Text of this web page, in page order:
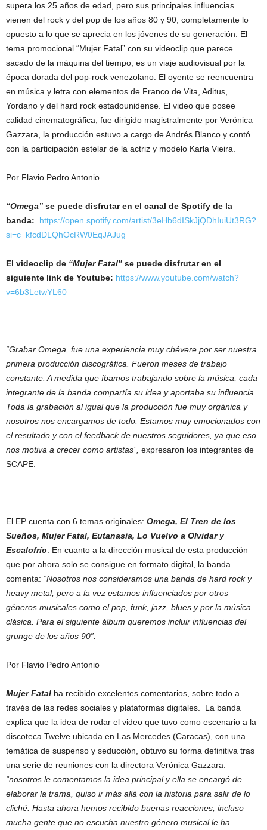
supera los 25 años de edad, pero sus principales influencias
vienen del rock y del pop de los años 80 y 90, completamente lo
opuesto a lo que se aprecia en los jóvenes de su generación. El
tema promocional “Mujer Fatal” con su videoclip que parece
sacado de la máquina del tiempo, es un viaje audiovisual por la
época dorada del pop-rock venezolano. El oyente se reencuentra
en música y letra con elementos de Franco de Vita, Aditus,
Yordano y del hard rock estadounidense. El video que posee
calidad cinematográfica, fue dirigido magistralmente por Verónica
Gazzara, la producción estuvo a cargo de Andrés Blanco y contó
con la participación estelar de la actriz y modelo Karla Vieira.
Por Flavio Pedro Antonio
“Omega” se puede disfrutar en el canal de Spotify de la
banda:
https://open.spotify.com/artist/3eHb6dISkJjQDhIuiUt3RG?
si=c_kfcdDLQhOcRW0EqJAJug
El videoclip de “Mujer Fatal” se puede disfrutar en el
siguiente link de Youtube: https://www.youtube.com/watch?
v=6b3LetwYL60
“Grabar Omega, fue una experiencia muy chévere por ser nuestra
primera producción discográfica. Fueron meses de trabajo
constante. A medida que íbamos trabajando sobre la música, cada
integrante de la banda compartía su idea y aportaba su influencia.
Toda la grabación al igual que la producción fue muy orgánica y
nosotros nos encargamos de todo. Estamos muy emocionados con
el resultado y con el feedback de nuestros seguidores, ya que eso
nos motiva a crecer como artistas”, expresaron los integrantes de
SCAPE.
El EP cuenta con 6 temas originales: Omega, El Tren de los
Sueños, Mujer Fatal, Eutanasia, Lo Vuelvo a Olvidar y
Escalofrío . En cuanto a la dirección musical de esta producción
que por ahora solo se consigue en formato digital, la banda
comenta: “Nosotros nos consideramos una banda de hard rock y
heavy metal, pero a la vez estamos influenciados por otros
géneros musicales como el pop, funk, jazz, blues y por la música
clásica. Para el siguiente álbum queremos incluir influencias del
grunge de los años 90”.
Por Flavio Pedro Antonio
Mujer Fatal ha recibido excelentes comentarios, sobre todo a
través de las redes sociales y plataformas digitales. La banda
explica que la idea de rodar el video que tuvo como escenario a la
discoteca Twelve ubicada en Las Mercedes (Caracas), con una
temática de suspenso y seducción, obtuvo su forma definitiva tras
una serie de reuniones con la directora Verónica Gazzara:
“nosotros le comentamos la idea principal y ella se encargó de
elaborar la trama, quiso ir más allá con la historia para salir de lo
cliché. Hasta ahora hemos recibido buenas reacciones, incluso
mucha gente que no escucha nuestro género musical le ha